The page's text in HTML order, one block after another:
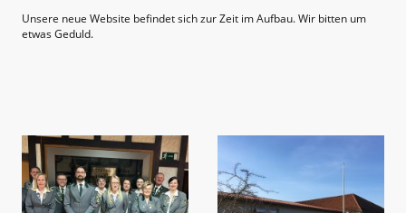
Unsere neue Website befindet sich zur Zeit im Aufbau. Wir bitten um
etwas Geduld.